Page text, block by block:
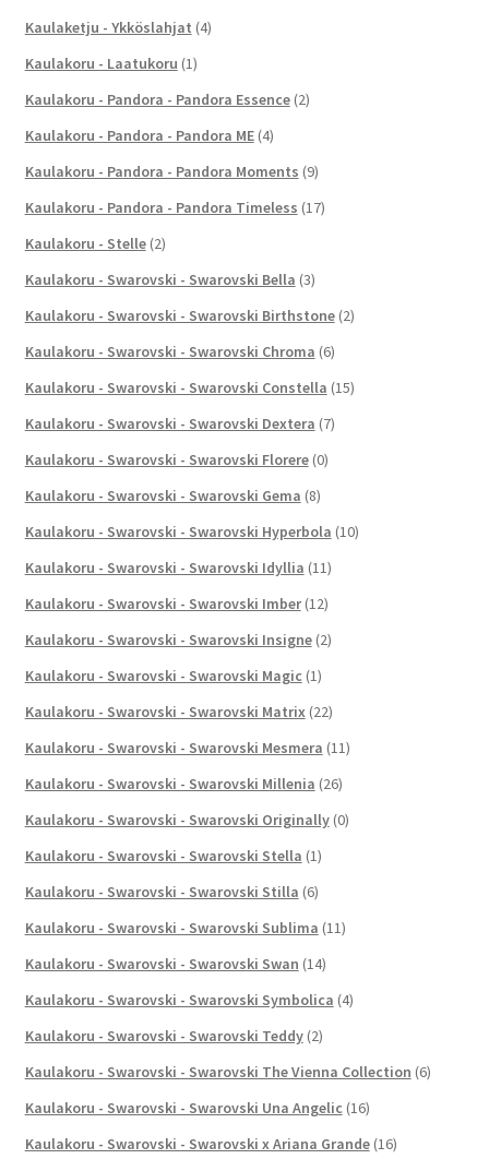
Kaulaketju - Ykköslahjat (4)
Kaulakoru - Laatukoru (1)
Kaulakoru - Pandora - Pandora Essence (2)
Kaulakoru - Pandora - Pandora ME (4)
Kaulakoru - Pandora - Pandora Moments (9)
Kaulakoru - Pandora - Pandora Timeless (17)
Kaulakoru - Stelle (2)
Kaulakoru - Swarovski - Swarovski Bella (3)
Kaulakoru - Swarovski - Swarovski Birthstone (2)
Kaulakoru - Swarovski - Swarovski Chroma (6)
Kaulakoru - Swarovski - Swarovski Constella (15)
Kaulakoru - Swarovski - Swarovski Dextera (7)
Kaulakoru - Swarovski - Swarovski Florere (0)
Kaulakoru - Swarovski - Swarovski Gema (8)
Kaulakoru - Swarovski - Swarovski Hyperbola (10)
Kaulakoru - Swarovski - Swarovski Idyllia (11)
Kaulakoru - Swarovski - Swarovski Imber (12)
Kaulakoru - Swarovski - Swarovski Insigne (2)
Kaulakoru - Swarovski - Swarovski Magic (1)
Kaulakoru - Swarovski - Swarovski Matrix (22)
Kaulakoru - Swarovski - Swarovski Mesmera (11)
Kaulakoru - Swarovski - Swarovski Millenia (26)
Kaulakoru - Swarovski - Swarovski Originally (0)
Kaulakoru - Swarovski - Swarovski Stella (1)
Kaulakoru - Swarovski - Swarovski Stilla (6)
Kaulakoru - Swarovski - Swarovski Sublima (11)
Kaulakoru - Swarovski - Swarovski Swan (14)
Kaulakoru - Swarovski - Swarovski Symbolica (4)
Kaulakoru - Swarovski - Swarovski Teddy (2)
Kaulakoru - Swarovski - Swarovski The Vienna Collection (6)
Kaulakoru - Swarovski - Swarovski Una Angelic (16)
Kaulakoru - Swarovski - Swarovski x Ariana Grande (16)